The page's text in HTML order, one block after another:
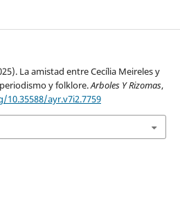
La amistad entre Cecília Meireles y
y folklore.Arboles Y Rizomas,
ayr.v7i2.7759